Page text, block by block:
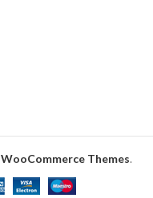
WooCommerce Themes.